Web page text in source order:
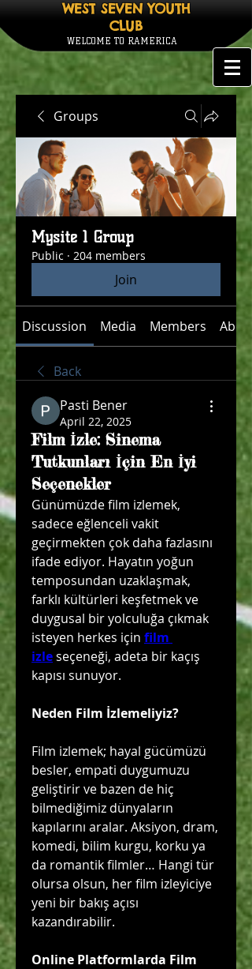
WEST SEVEN YOUTH
CLUB
WELCOME TO RAMERICA
Groups
Mysite 1 Group
Public · 204 members
Join
Discussion Media Members About
Back
Pasti Bener
April 22, 2025
Film İzle: Sinema
Tutkunları İçin En İyi
Seçenekler
Günümüzde film izlemek,
sadece eğlenceli vakit
geçirmekten çok daha fazlasını
ifade ediyor. Hayatın yoğun
temposundan uzaklaşmak,
farklı kültürleri keşfetmek ve
duygusal bir yolculuğa çıkmak
isteyen herkes için film
izle seçeneği, adeta bir kaçış
kapısı sunuyor.
Neden Film İzlemeliyiz?
Film izlemek; hayal gücümüzü
besler, empati duygumuzu
geliştirir ve bazen de hiç
bilmediğimiz dünyaların
kapılarını aralar. Aksiyon, dram,
komedi, bilim kurgu, korku ya
da romantik filmler… Hangi tür
olursa olsun, her film izleyiciye
yeni bir bakış açısı
kazandırabilir.
Online Platformlarda Film